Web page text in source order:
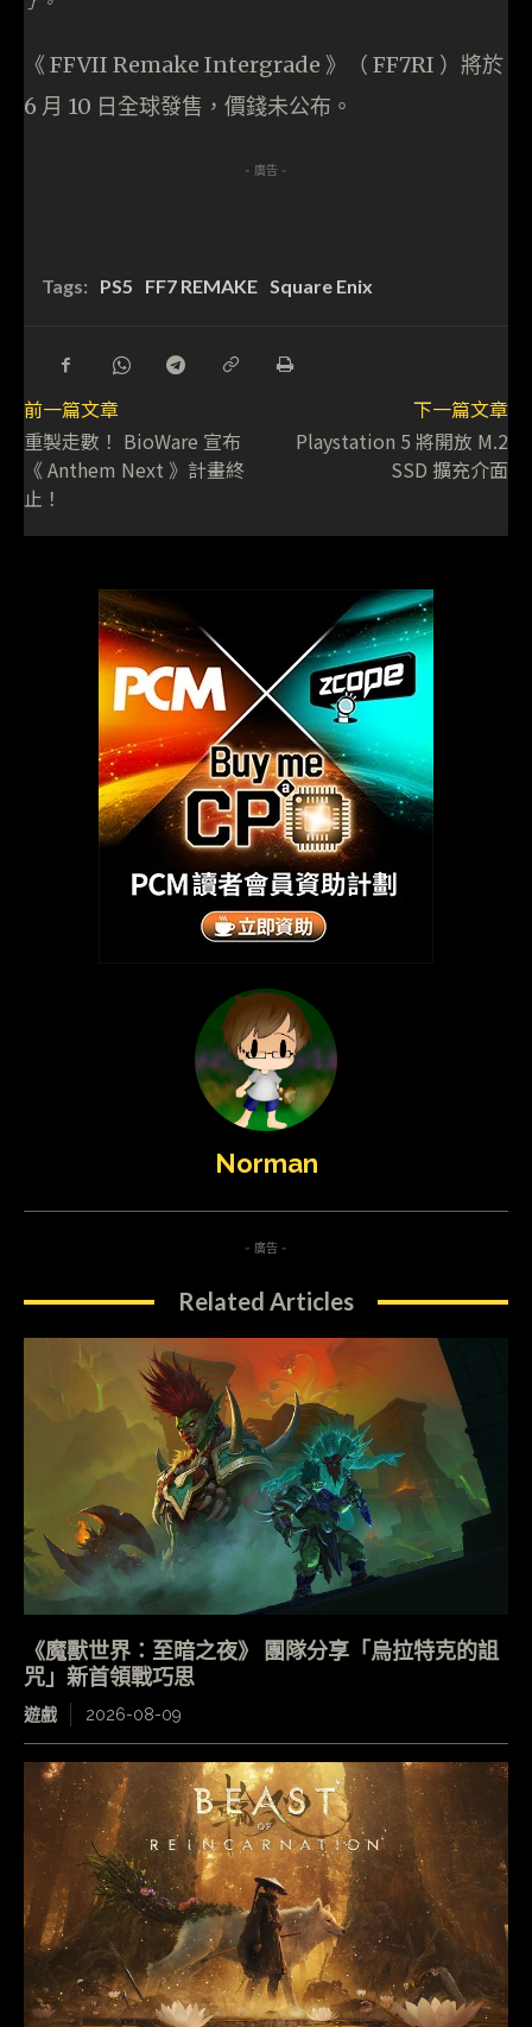
《 FFVII Remake Intergrade 》（ FF7RI ）將於
6 月 10 日全球發售，價錢未公布。
- 廣告 -
Tags: PS5 FF7 REMAKE Square Enix
前一篇文章
重製走數！ BioWare 宣布
《 Anthem Next 》計畫終
止！
下一篇文章
Playstation 5 將開放 M.2
SSD 擴充介面
Norman
- 廣告 -
Related Articles
《魔獸世界：至暗之夜》 團隊分享「烏拉特克的詛
咒」新首領戰巧思
遊戲 2026-08-09